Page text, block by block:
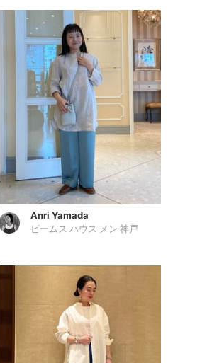
Anri Yamada
ビームス ハウス メン 神戸